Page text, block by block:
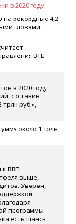
на рекордные 4,2
словами,
ВТБ
в 2020 году
составив
трлн руб.», —
около 1 трлн
к ВВП
выше,
Уверен,
программы
есть шансы